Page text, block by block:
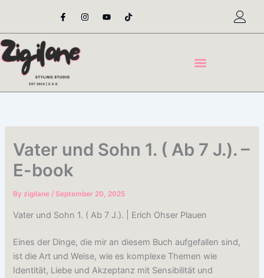
content
F
a
e
o
o
-
I
n
t
Y
o
t
T
i
t
Vater und Sohn 1. ( Ab 7 J.). –
E-book
Byzigilane/ September 20, 2025
Vater und Sohn 1. ( Ab 7 J.). | Erich Ohser Plauen
Eines der Dinge, die mir an diesem Buch aufgefallen sind,
ist die Art und Weise, wie es komplexe Themen wie
Identität, Liebe und Akzeptanz mit Sensibilität und